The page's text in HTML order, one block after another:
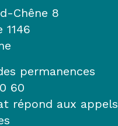
Chêne 8
1146
permanences
60
répond aux appels